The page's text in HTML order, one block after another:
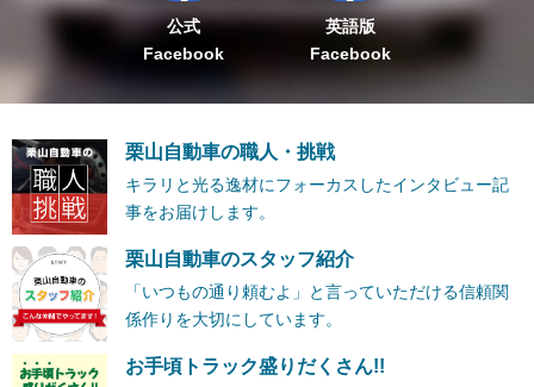
公式
Facebook
英語版
Facebook
栗山自動車の職人・挑戦
キラリと光る逸材にフォーカスしたインタビュー記
事をお届けします。
栗山自動車のスタッフ紹介
「いつもの通り頼むよ」と言っていただける信頼関
係作りを大切にしています。
お手頃トラック盛りだくさん!!